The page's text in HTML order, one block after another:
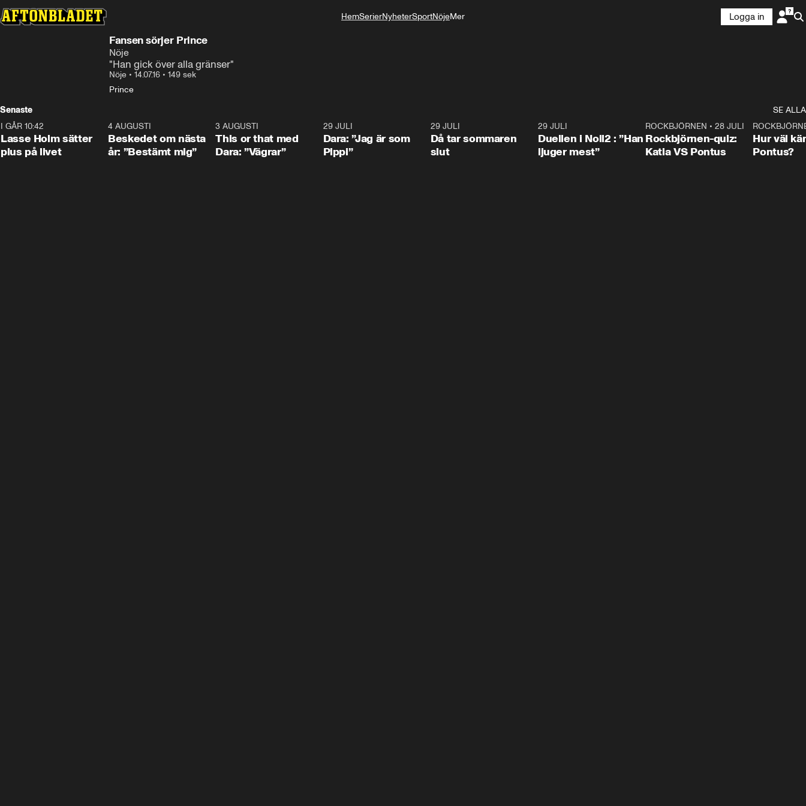
HemSerierNyheterSportNöjeMer
Logga in
Fansen sörjer Prince
Nöje
"Han gick över alla gränser"
Nöje • 14.07.16 • 149 sek
Prince
Senaste
SE ALLA
1:04
I GÅR 10:42
Lasse Holm sätter
plus på livet
0:24
4 AUGUSTI
Beskedet om nästa
år: ”Bestämt mig”
3 AUGUSTI
This or that med
Dara: ”Vägrar”
29 JULI
Dara: ”Jag är som
Pippi”
29 JULI
Då tar sommaren
slut
29 JULI
Duellen i Noll2 : ”Han
ljuger mest”
0:15
ROCKBJÖRNEN •28 JULI
Rockbjörnen-quiz:
Katia VS Pontus
Hur väl
Pontus?